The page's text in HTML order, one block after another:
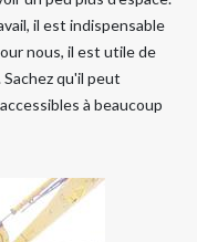
il est indispensable
nous, il est utile de
qu'il peut
à beaucoup